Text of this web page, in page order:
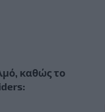
καθώς το